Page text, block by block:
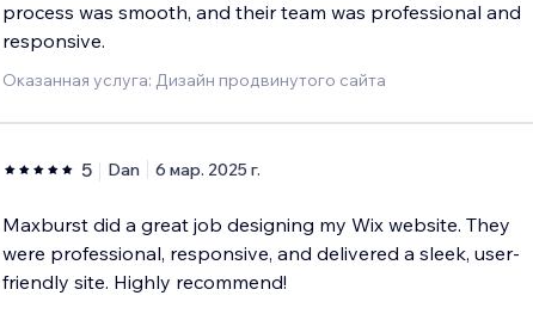
process was smooth, and their team was professional and
responsive.
Оказанная услуга: Дизайн продвинутого сайта
5 Dan 6 мар. 2025 г.
Maxburst did a great job designing my Wix website. They
were professional, responsive, and delivered a sleek, user-
friendly site. Highly recommend!